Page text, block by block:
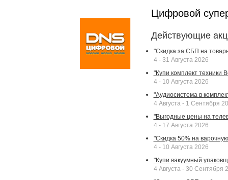
Цифровой
Действующие
"Скидка за СБП на
4 - 31 Августа 2026
"Купи комплект техники
4 - 10 Августа 2026
"Аудиосистема в
4 Августа - 1 Сентября
"Выгодные цены на
4 - 17 Августа 2026
"Скидка 50% на
4 - 10 Августа 2026
"Купи вакуумный
4 Августа - 30 Сентября